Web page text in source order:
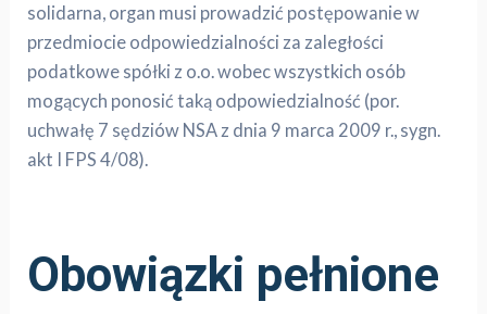
solidarna, organ musi prowadzić postępowanie w
przedmiocie odpowiedzialności za zaległości
podatkowe spółki z o.o. wobec wszystkich osób
mogących ponosić taką odpowiedzialność (por.
uchwałę 7 sędziów NSA z dnia 9 marca 2009 r., sygn.
akt I FPS 4/08).
Obowiązki pełnione